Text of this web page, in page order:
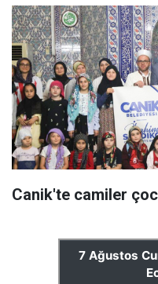
Canik'te camiler